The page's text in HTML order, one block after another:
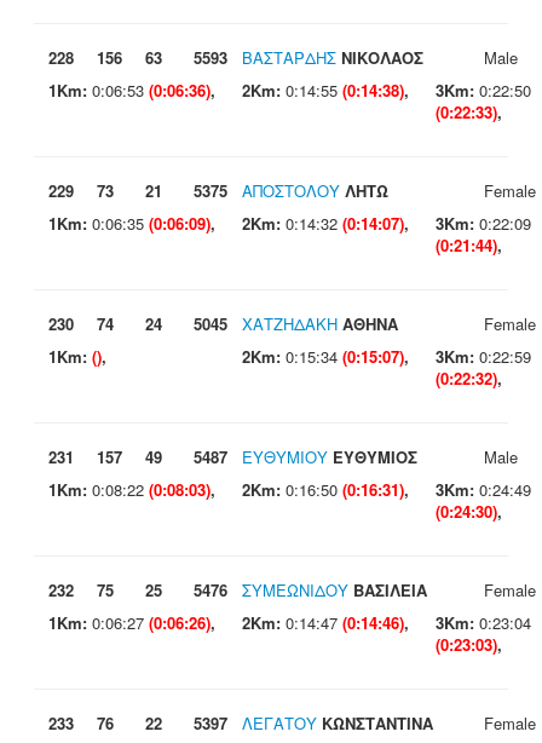
228 156 63 5593 ΒΑΣΤΑΡΔΗΣ ΝΙΚΟΛΑΟΣ
Male
1Km: 0:06:53 (0:06:36), 2Km: 0:14:55 (0:14:38), 3Km: 0:22:50
(0:22:33),
229 73 21 5375 ΑΠΟΣΤΟΛΟΥ ΛΗΤΩ
Female
1Km: 0:06:35 (0:06:09), 2Km: 0:14:32 (0:14:07), 3Km: 0:22:09
(0:21:44),
230 74 24 5045 ΧΑΤΖΗΔΑΚΗ ΑΘΗΝΑ
Female
1Km: (), 2Km: 0:15:34 (0:15:07), 3Km: 0:22:59
(0:22:32),
231 157 49 5487 ΕΥΘΥΜΙΟΥ ΕΥΘΥΜΙΟΣ
Male
1Km: 0:08:22 (0:08:03), 2Km: 0:16:50 (0:16:31), 3Km: 0:24:49
(0:24:30),
232 75 25 5476 ΣΥΜΕΩΝΙΔΟΥ ΒΑΣΙΛΕΙΑ
Female
1Km: 0:06:27 (0:06:26), 2Km: 0:14:47 (0:14:46), 3Km: 0:23:04
(0:23:03),
233 76 22 5397 ΛΕΓΑΤΟΥ ΚΩΝΣΤΑΝΤΙΝΑ
Female